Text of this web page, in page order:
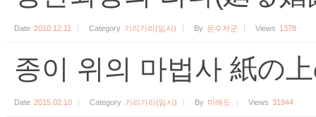
Date 2010.12.11 Category 기리기리(임시) By 은수저군 Views 1378
종이 위의 마법사 紙の
Date 2015.02.10 Category 기리기리(임시) By 미래도 Views 31944